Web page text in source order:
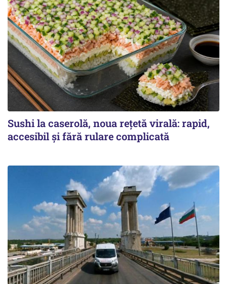
Sushi la caserolă, noua rețetă virală: rapid,
accesibil și fără rulare complicată